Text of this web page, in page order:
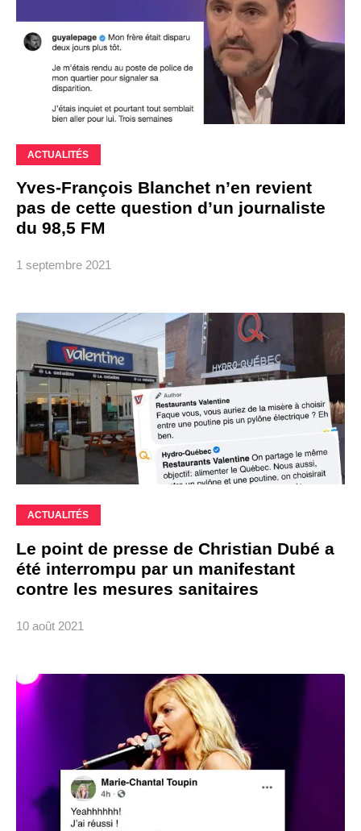
ACTUALITÉS
Yves-François Blanchet n’en revient
pas de cette question d’un journaliste
du 98,5 FM
1 septembre 2021
ACTUALITÉS
Le point de presse de Christian Dubé a
été interrompu par un manifestant
contre les mesures sanitaires
10 août 2021